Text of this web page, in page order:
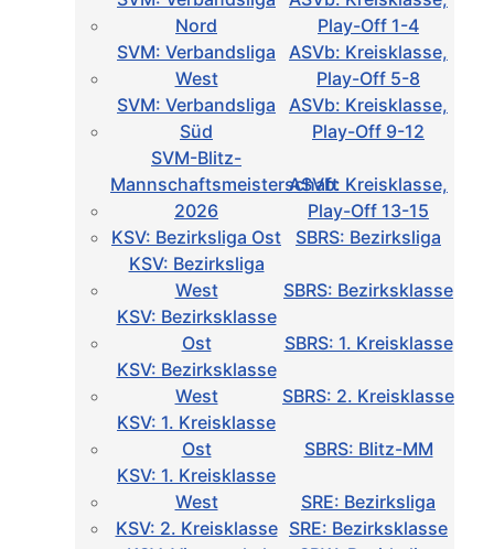
Nord
Play-Off 1-4
SVM: Verbandsliga
West
ASVb: Kreisklasse,
Play-Off 5-8
SVM: Verbandsliga
Süd
ASVb: Kreisklasse,
Play-Off 9-12
SVM-Blitz-
Mannschaftsmeisterschaft
2026
ASVb: Kreisklasse,
Play-Off 13-15
KSV: Bezirksliga Ost
SBRS: Bezirksliga
KSV: Bezirksliga
West
SBRS: Bezirksklasse
KSV: Bezirksklasse
Ost
SBRS: 1. Kreisklasse
KSV: Bezirksklasse
West
SBRS: 2. Kreisklasse
KSV: 1. Kreisklasse
Ost
SBRS: Blitz-MM
KSV: 1. Kreisklasse
West
SRE: Bezirksliga
KSV: 2. Kreisklasse SRE: Bezirksklasse